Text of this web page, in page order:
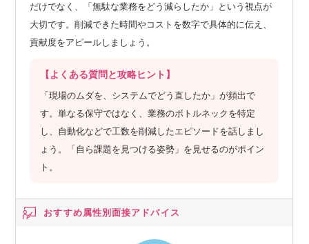
加えてアウトカム達成のためにはプロダクトマネジメントや
ユーザーリサーチなど、専門的なノウハウを持つプロ人材が
それが生成AIとディープリサーチの活用によって、これまで
把握しきれなかったビジネスの複雑な背景や要件を把握する
ことが可能になりました。
私たちはAIを千載一遇のチャンスと捉え、その能力を最大限
に引き出すことが重要だと考えています。
いますが、AIのさらなる進化によってはその体制自体に変化
を起こせるかもしれない。
だけでなく、「無駄な業務をどう減らしたか」という視点が
大切です。削減できた時間やコストを数字で具体的に伝え、
貢献度をアピールしましょう。
【よくある質問と攻略ヒント】
「現場のムダを、システムでどう直したか」が頻出で
す。単なる保守ではなく、業務のボトルネックを特定
し、自動化などで工数を削減したエピソードを話しまし
ょう。「自ら課題を見つける姿勢」を見せるのがポイン
ト。
おすすめ属性別面接アドバイス